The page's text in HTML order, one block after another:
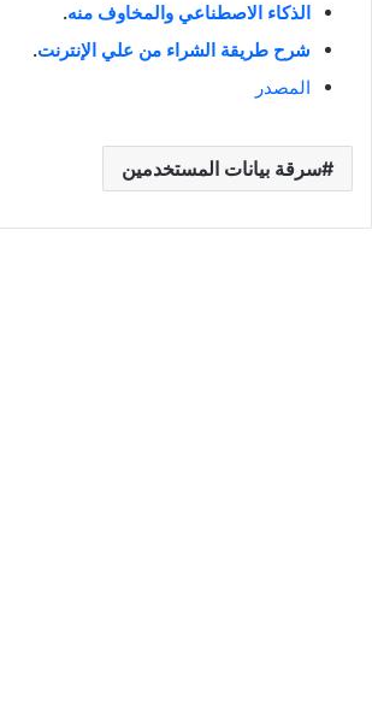
الذكاء الاصطناعي والمخاوف منه.
شرح طريقة الشراء من علي الإنترنت.
المصدر
سرقة بيانات المستخدمين